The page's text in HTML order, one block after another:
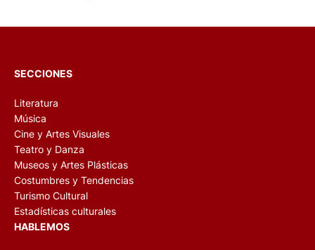
SECCIONES
Literatura
Música
Cine y Artes Visuales
Teatro y Danza
Museos y Artes Plásticas
Costumbres y Tendencias
Turismo Cultural
Estadísticas culturales
HABLEMOS